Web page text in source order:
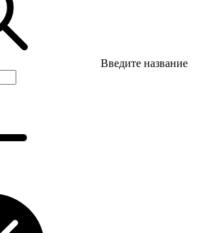
Введите название